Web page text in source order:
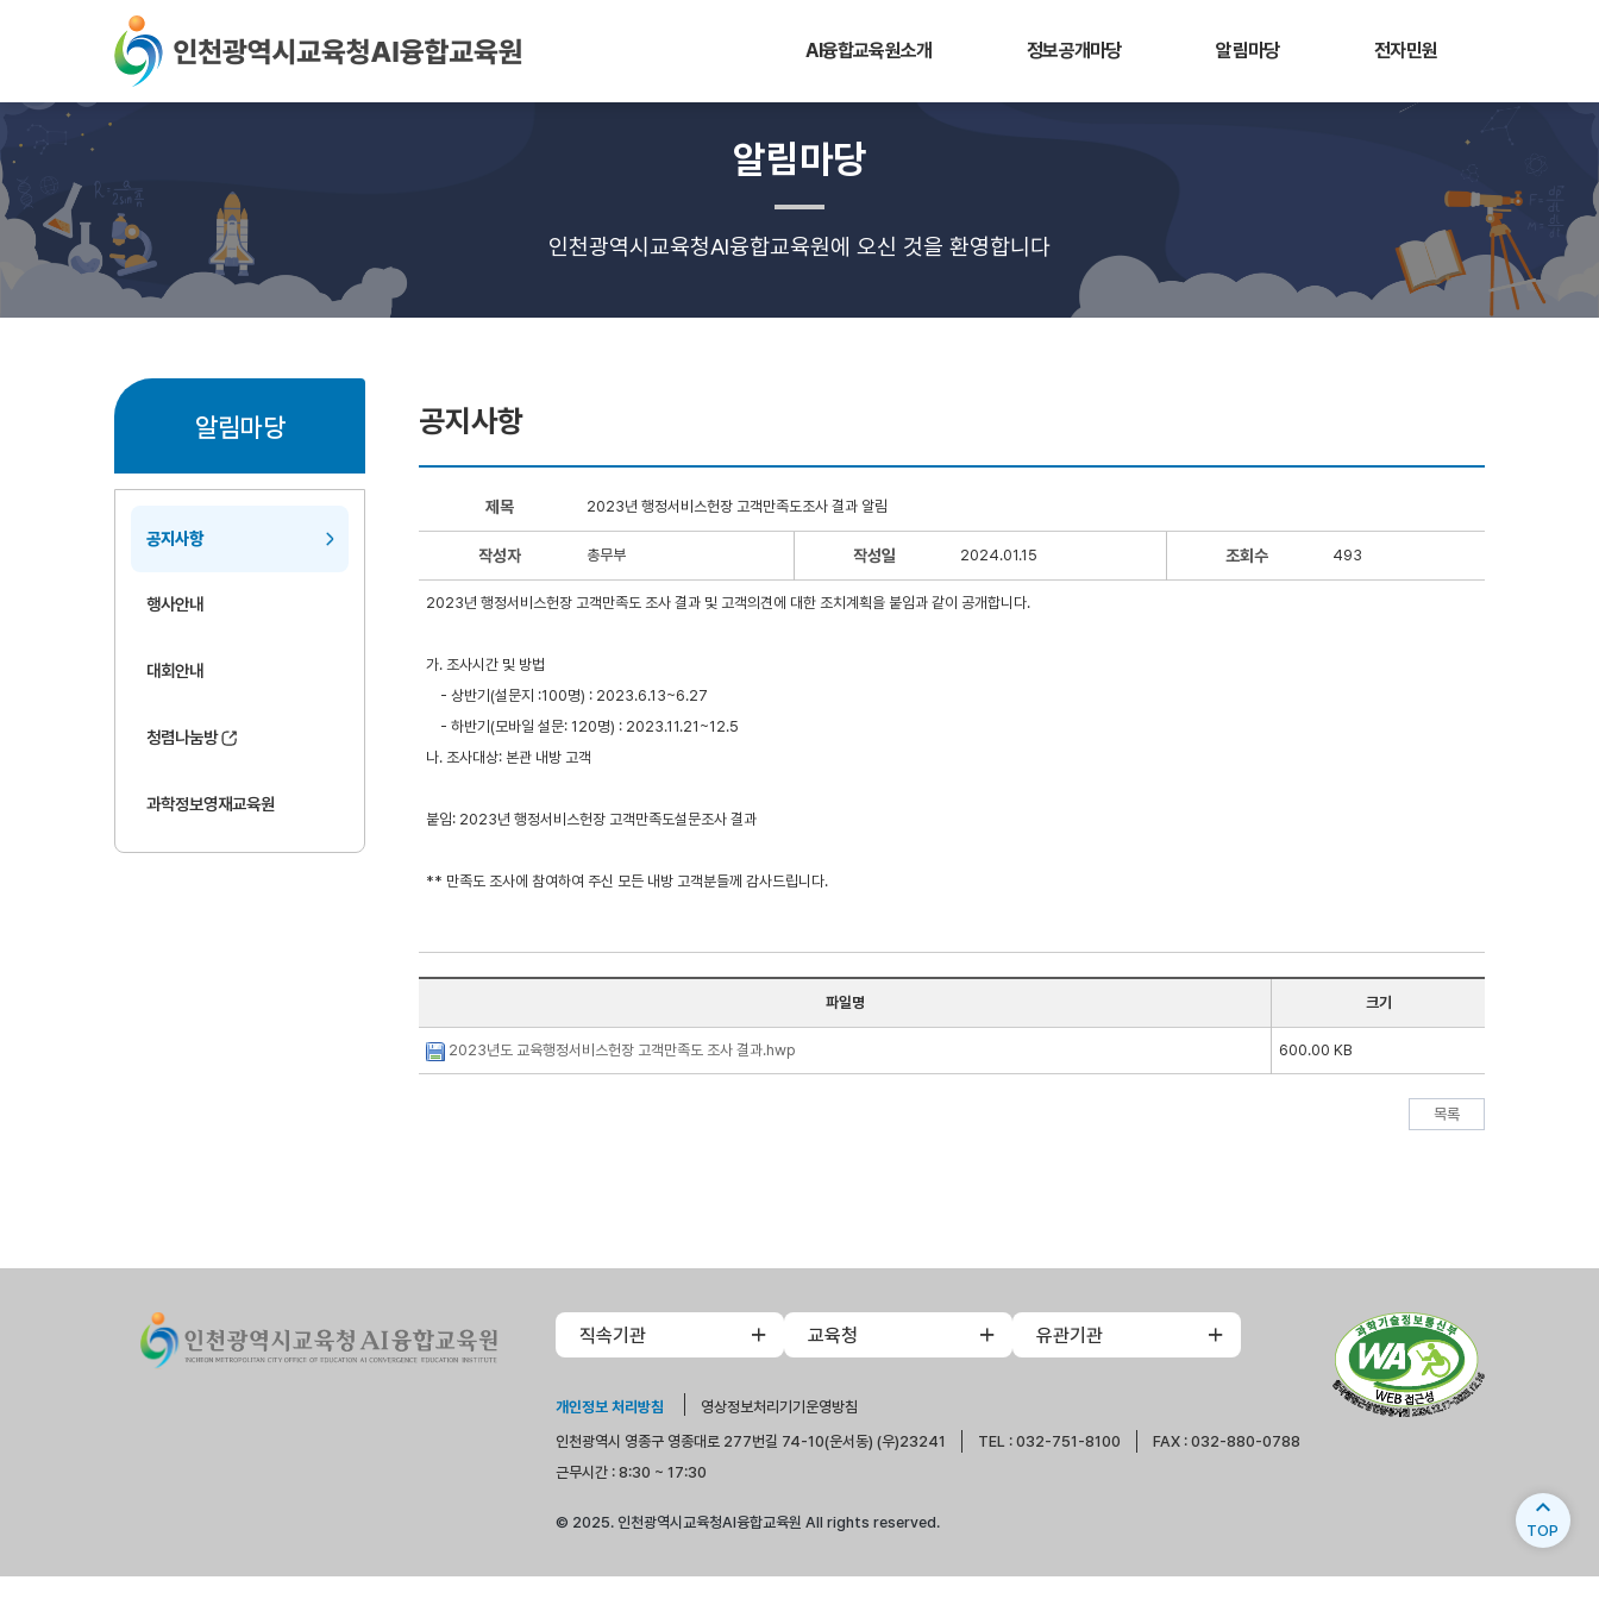
AI융합교육원소개 정보공개마당 알림마당 전자민원
알림마당
인천광역시교육청AI융합교육원에 오신 것을 환영합니다
expand_less
TOP
알림마당
공지사항
행사안내
대회안내
청렴나눔방
과학정보영재교육원
공지사항
제목 2023년 행정서비스헌장 고객만족도조사 결과 알림
작성자 총무부 작성일 2024.01.15 조회수 493
2023년 행정서비스헌장 고객만족도 조사 결과 및 고객의견에 대한 조치계획을 붙임과 같이 공개합니다.
가. 조사시간 및 방법
- 상반기(설문지 :100명) : 2023.6.13~6.27
- 하반기(모바일 설문: 120명) : 2023.11.21~12.5
나. 조사대상: 본관 내방 고객
붙임: 2023년 행정서비스헌장 고객만족도설문조사 결과
** 만족도 조사에 참여하여 주신 모든 내방 고객분들께 감사드립니다.
파일명 크기
2023년도 교육행정서비스헌장 고객만족도 조사 결과.hwp 600.00 KB
목록
직속기관 교육청 유관기관
개인정보 처리방침
영상정보처리기기운영방침
인천광역시 영종구 영종대로 277번길 74-10(운서동) (우)23241
TEL : 032-751-8100
FAX : 032-880-0788
근무시간 : 8:30 ~ 17:30
© 2025. 인천광역시교육청AI융합교육원 All rights reserved.